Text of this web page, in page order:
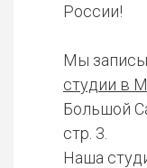
России!
Мы
студии в
Большой
стр. 3.
Наша